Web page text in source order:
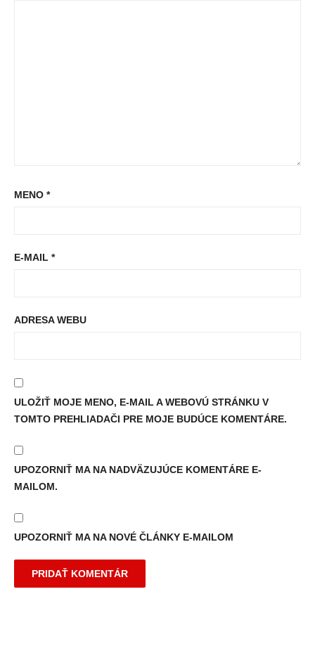
MENO *
E-MAIL *
ADRESA WEBU
ULOŽIŤ MOJE MENO, E-MAIL A WEBOVÚ STRÁNKU V
TOMTO PREHLIADAČI PRE MOJE BUDÚCE KOMENTÁRE.
UPOZORNIŤ MA NA NADVÄZUJÚCE KOMENTÁRE E-
MAILOM.
UPOZORNIŤ MA NA NOVÉ ČLÁNKY E-MAILOM